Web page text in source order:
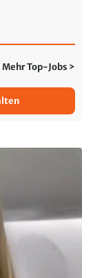
Mehr Top-Jobs >